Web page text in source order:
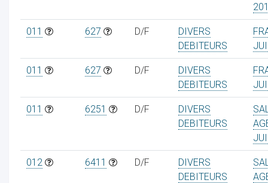
011 627 D/F
DIVERS
DEBITEURS
011 627 D/F
DIVERS
DEBITEURS
011 6251 D/F
DIVERS
DEBITEURS
012 6411 D/F
DIVERS
DEBITEURS